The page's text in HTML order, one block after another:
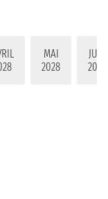
MAI
2028
JUIN
2028